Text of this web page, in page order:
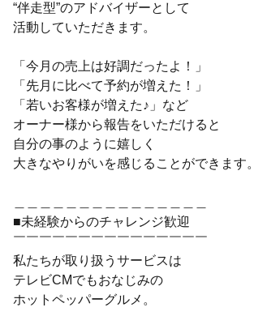
“伴走型”のアドバイザーとして
活動していただきます。
「今月の売上は好調だったよ！」
「先月に比べて予約が増えた！」
「若いお客様が増えた♪」など
オーナー様から報告をいただけると
自分の事のように嬉しく
大きなやりがいを感じることができます。
■未経験からのチャレンジ歓迎
￣￣￣￣￣￣￣￣￣￣￣￣￣￣￣
私たちが取り扱うサービスは
テレビCMでもおなじみの
ホットペッパーグルメ。